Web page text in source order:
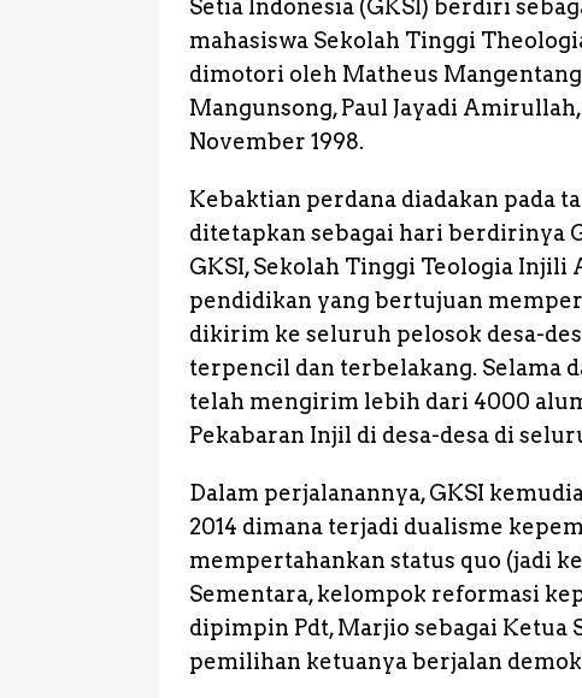
Setia Indonesia (GKSI) berdiri
mahasiswa Sekolah Tinggi
dimotori oleh Matheus
Mangunsong, Paul Jayadi
November 1998.
Kebaktian perdana diadakan pada
ditetapkan sebagai hari berdirinya
GKSI, Sekolah Tinggi Teologia Injili
pendidikan yang bertujuan
dikirim ke seluruh pelosok desa-
terpencil dan terbelakang. Selama
telah mengirim lebih dari 4000
Pekabaran Injil di desa-desa di
Dalam perjalanannya, GKSI
2014 dimana terjadi dualisme
mempertahankan status quo (jadi
Sementara, kelompok reformasi
dipimpin Pdt, Marjio sebagai Ketua
pemilihan ketuanya berjalan